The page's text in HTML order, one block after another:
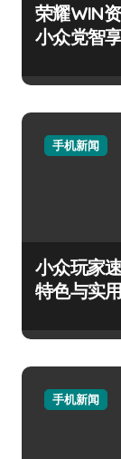
荣耀WIN
小众党智
手机新闻
小众玩家
特色与实
手机新闻